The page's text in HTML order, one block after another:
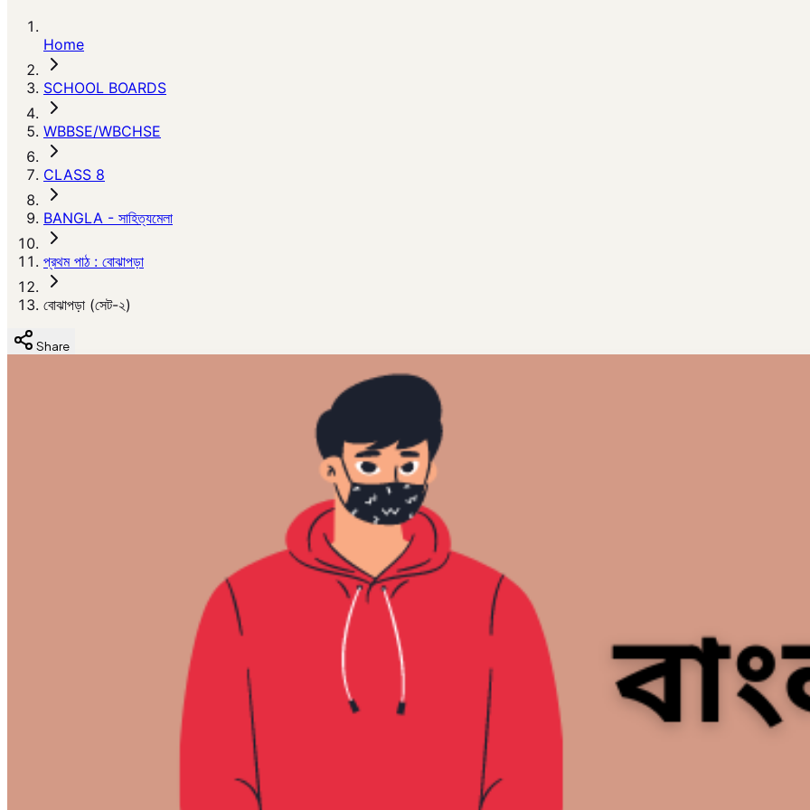
Home
SCHOOL BOARDS
WBBSE/WBCHSE
CLASS 8
BANGLA - সাহিত্যমেলা
প্রথম পাঠ : বোঝাপড়া
বোঝাপড়া (সেট-২)
Share